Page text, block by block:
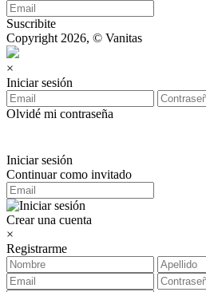
Suscribite
Copyright 2026, © Vanitas
×
Iniciar sesión
Olvidé mi contraseña
Iniciar sesión
Continuar como invitado
Crear una cuenta
×
Registrarme